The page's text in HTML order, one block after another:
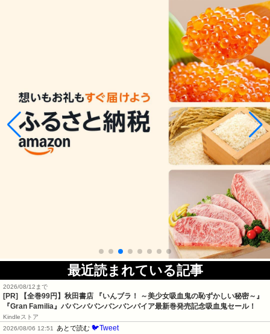
最近読まれている記事
2026/08/12まで
[PR]
【全巻99円】秋田書店 『いんブラ！ ～美少女吸血鬼の恥ずかしい秘密～』
『Gran Familia』ババンババンバンバンパイア最新巻発売記念吸血鬼セール！
Kindleストア
2026/08/06 12:51
あとで読む 🐦Tweet